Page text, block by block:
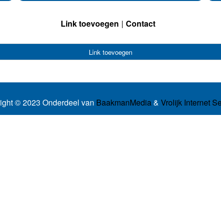
Link toevoegen Contact
Link toevoegen
© 2023 Onderdeel van BaakmanMedia& Vrolijk Internet